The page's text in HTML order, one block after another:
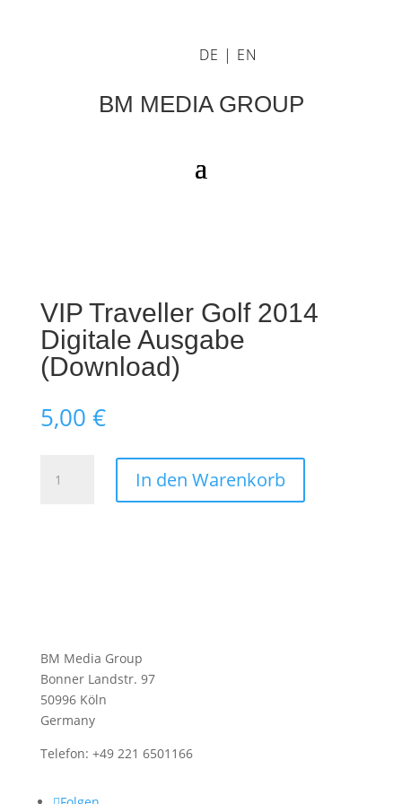
DE | EN
BM MEDIA GROUP
VIP Traveller Golf 2014
Digitale Ausgabe
(Download)
5,00 €
Traveller
In den Warenkorb
BM Media Group
Bonner Landstr. 97
50996 Köln
Germany
Telefon: +49 221 6501166